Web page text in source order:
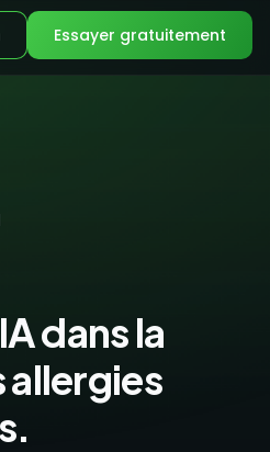
Essayer gratuitement
dans la
allergies